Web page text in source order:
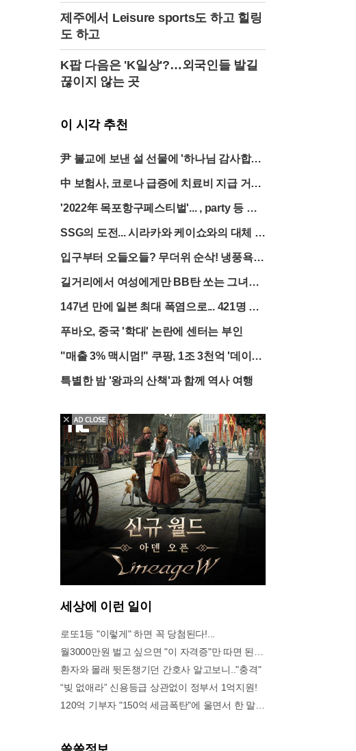
기울였다.현재까지의 조사 결과, 이번 사고는 한미 연
합훈련 중이던 전투기에서 발사된 포탄이 목표 지점
을 벗어나 민가 지역에 떨어진 것으로 추정되고 있다.
사고 당시 포천 승진과학화훈련장에서는 한국군과 주
한미군이 '자유의 방패'(FS) 연습과 연계한 연합·합동
통합화력 실사격 훈련을 실시하고 있었다. 이 훈련에
는 K9 자주포, K2 전차, 다연장로켓(MLRS) '천무' 등
중단하고, 정확한 사고 원인과 경위를 조사하고 있다.
인명 피해와 재산 피해가 발생한 점에 대해 매우 유감
스럽게 생각한다"며 "사고 원인을 철저히 조사하고,
재발 방지 대책을 마련하는 데 최선을 다하겠다"고 밝
커지고 있다. 특히 민가 지역 인근에서 실사격 훈련을
이 나오고 있다. 또한, 훈련 중 오폭 사고 발생 시 신속
도 높다.포천시는 이번 사고로 피해를 입은 주민들을
민들의 빠른 생활 안정을 위해 임시 거처 마련, 생필
다"고 밝혔다.한편, 이번 사고와 관련하여 일부 언론
에서는 사고 발생 시각과 장소, 피해 규모 등에 대한
보도가 엇갈리고 있어 혼선이 빚어지기도 했다. 정확
한 정보는 군 당국의 공식 발표를 통해 확인해야 할
것으로 보인다.
제주에서 Leisure sports도 하고 힐링
도 하고
K팝 다음은 'K일상'?…외국인들 발길
끊이지 않는 곳
이 시각 추천
尹 불교에 보낸 설 선물에 '하나님 감사합니
다 아멘' 왜...?
中 보험사, 코로나 급증에 치료비 지급 거
부…환자들 '울음'
'2022年 목포항구페스티벌'... , party 등 선
SSG의 도전... 시라카와 케이쇼와의 대체 영
입구부터 오들오들? 무더위 순삭! 냉풍욕
길거리에서 여성에게만 BB탄 쏘는 그녀석..
147년 만에 일본 최대 폭염으로... 421명 열
푸바오, 중국 '학대' 논란에 센터는 부인
"매출 3% 맥시멈!" 쿠팡, 1조 3천억 '데이터
특별한 밤 '왕과의 산책'과 함께 역사 여행
세상에 이런 일이
로또1등 "이렇게" 하면 꼭 당첨된다!...
환자와 몰래 뒷돈챙기던 간호사 알고보니.."충격"
“빚 없애라” 신용등급 상관없이 정부서 1억지원!
120억 기부자 "150억 세금폭탄"에 울면서 한 말이..!